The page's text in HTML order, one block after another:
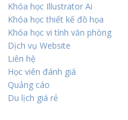
Khóa học Illustrator Ai
Khóa học thiết kế đồ họa
Khóa học vi tính văn phòng
Dịch vụ Website
Liên hệ
Học viên đánh giá
Quảng cáo
Du lịch giá rẻ